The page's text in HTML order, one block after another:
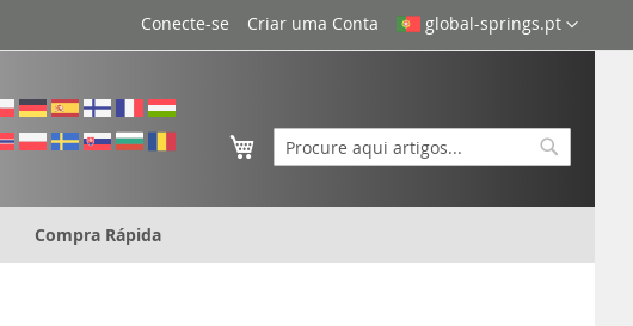
Idiomaglobal-springs.pt
Conecte-se Criar uma Conta
O Meu Carrinho
Search
Compra Rápida